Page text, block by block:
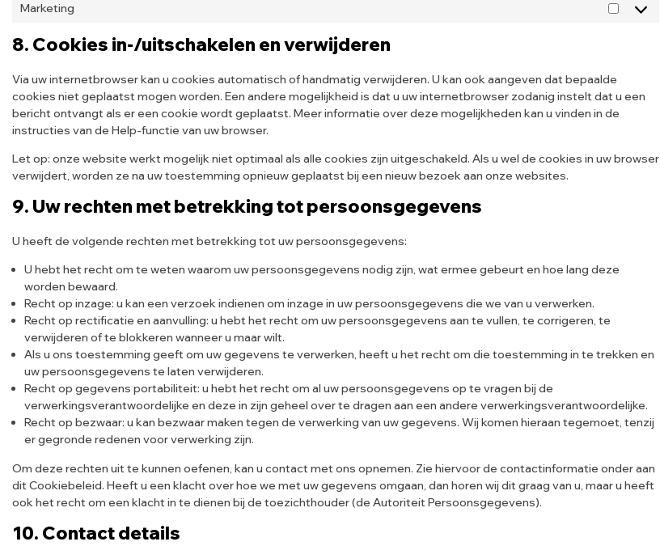
Marketing
8. Cookies in-/uitschakelen en verwijderen
Via uw internetbrowser kan u cookies automatisch of handmatig verwijderen. U kan ook aangeven dat bepaalde
cookies niet geplaatst mogen worden. Een andere mogelijkheid is dat u uw internetbrowser zodanig instelt dat u een
bericht ontvangt als er een cookie wordt geplaatst. Meer informatie over deze mogelijkheden kan u vinden in de
instructies van de Help-functie van uw browser.
Let op: onze website werkt mogelijk niet optimaal als alle cookies zijn uitgeschakeld. Als u wel de cookies in uw browser
verwijdert, worden ze na uw toestemming opnieuw geplaatst bij een nieuw bezoek aan onze websites.
9. Uw rechten met betrekking tot persoonsgegevens
U heeft de volgende rechten met betrekking tot uw persoonsgegevens:
U hebt het recht om te weten waarom uw persoonsgegevens nodig zijn, wat ermee gebeurt en hoe lang deze
worden bewaard.
Recht op inzage: u kan een verzoek indienen om inzage in uw persoonsgegevens die we van u verwerken.
Recht op rectificatie en aanvulling: u hebt het recht om uw persoonsgegevens aan te vullen, te corrigeren, te
verwijderen of te blokkeren wanneer u maar wilt.
Als u ons toestemming geeft om uw gegevens te verwerken, heeft u het recht om die toestemming in te trekken en
uw persoonsgegevens te laten verwijderen.
Recht op gegevens portabiliteit: u hebt het recht om al uw persoonsgegevens op te vragen bij de
verwerkingsverantwoordelijke en deze in zijn geheel over te dragen aan een andere verwerkingsverantwoordelijke.
Recht op bezwaar: u kan bezwaar maken tegen de verwerking van uw gegevens. Wij komen hieraan tegemoet, tenzij
er gegronde redenen voor verwerking zijn.
Om deze rechten uit te kunnen oefenen, kan u contact met ons opnemen. Zie hiervoor de contactinformatie onder aan
dit Cookiebeleid. Heeft u een klacht over hoe we met uw gegevens omgaan, dan horen wij dit graag van u, maar u heeft
ook het recht om een klacht in te dienen bij de toezichthouder (de Autoriteit Persoonsgegevens).
10. Contact details